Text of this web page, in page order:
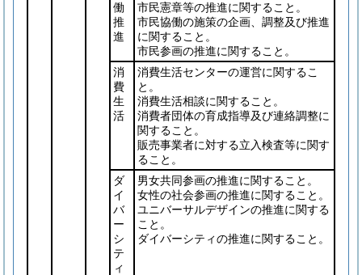
働
推
進
市民憲章等の推進に関すること。
市民協働の施策の企画、調整及び推進
に関すること。
市民参画の推進に関すること。
消
費
生
活
消費生活センターの運営に関するこ
と。
消費生活相談に関すること。
消費者団体の育成指導及び連絡調整に
関すること。
販売事業者に対する立入検査等に関す
ること。
ダ
イ
バ
ー
シ
テ
ィ
男女共同参画の推進に関すること。
女性の社会参画の推進に関すること。
ユニバーサルデザインの推進に関する
こと。
ダイバーシティの推進に関すること。